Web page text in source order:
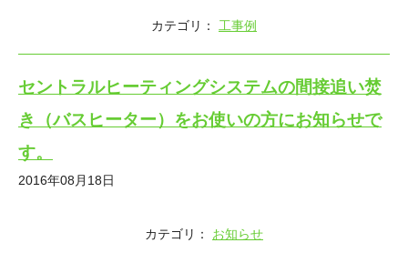
カテゴリ： 工事例
セントラルヒーティングシステムの間接追い焚
き（バスヒーター）をお使いの方にお知らせで
す。
2016年08月18日
カテゴリ： お知らせ